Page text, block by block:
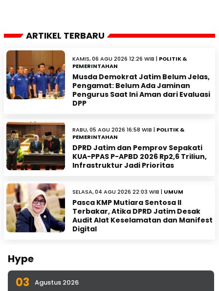
ARTIKEL TERBARU
KAMIS, 06 AGU 2026 12:26 WIB | POLITIK &
PEMERINTAHAN
Musda Demokrat Jatim Belum Jelas,
Pengamat: Belum Ada Jaminan
Pengurus Saat Ini Aman dari Evaluasi
DPP
RABU, 05 AGU 2026 16:58 WIB | POLITIK &
PEMERINTAHAN
DPRD Jatim dan Pemprov Sepakati
KUA-PPAS P-APBD 2026 Rp2,6 Triliun,
Infrastruktur Jadi Prioritas
SELASA, 04 AGU 2026 22:03 WIB | UMUM
Pasca KMP Mutiara Sentosa II
Terbakar, Atika DPRD Jatim Desak
Audit Alat Keselamatan dan Manifest
Digital
Hype
03 Agustus 2026